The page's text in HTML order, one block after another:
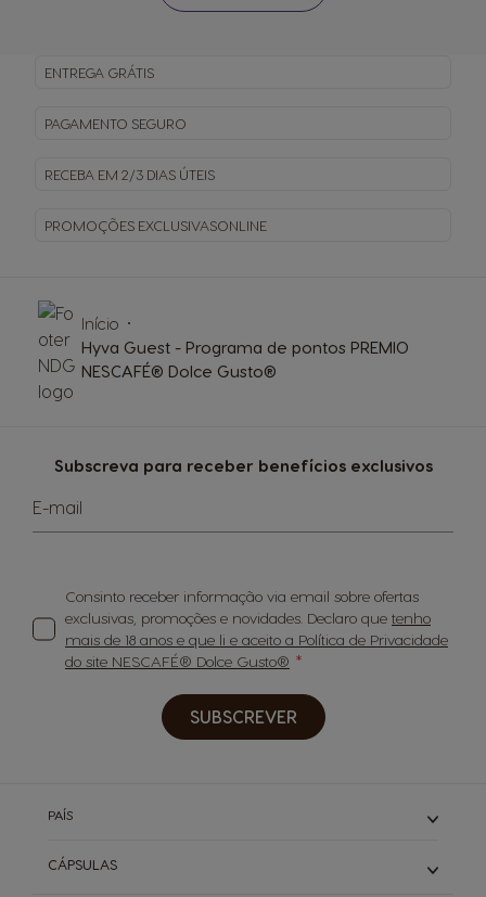
ENTREGA GRÁTIS
PAGAMENTO SEGURO
RECEBA EM 2/3 DIAS ÚTEIS
PROMOÇÕES EXCLUSIVASONLINE
Subscreva para receber benefícios exclusivos
E-mail
Consinto receber informação via email sobre ofertas
exclusivas, promoções e novidades. Declaro que tenho
mais de 18 anos e que li e aceito a Política de Privacidade
do site NESCAFÉ® Dolce Gusto®
SUBSCREVER
Início
Hyva Guest - Programa de pontos PREMIO
NESCAFÉ® Dolce Gusto®
PAÍS
CÁPSULAS